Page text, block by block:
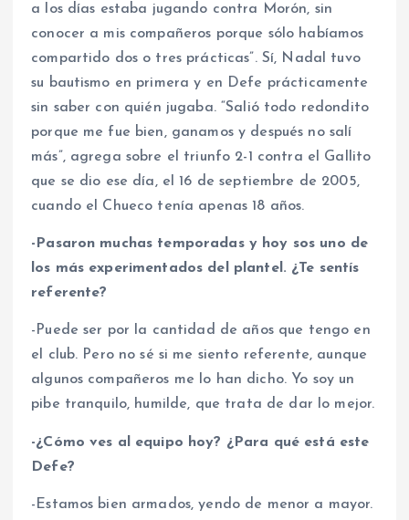
a los días estaba jugando contra Morón, sin
conocer a mis compañeros porque sólo habíamos
compartido dos o tres prácticas”. Sí, Nadal tuvo
su bautismo en primera y en Defe prácticamente
sin saber con quién jugaba. “Salió todo redondito
porque me fue bien, ganamos y después no salí
más”, agrega sobre el triunfo 2-1 contra el Gallito
que se dio ese día, el 16 de septiembre de 2005,
cuando el Chueco tenía apenas 18 años.
-Pasaron muchas temporadas y hoy sos uno de
los más experimentados del plantel. ¿Te sentís
referente?
-Puede ser por la cantidad de años que tengo en
el club. Pero no sé si me siento referente, aunque
algunos compañeros me lo han dicho. Yo soy un
pibe tranquilo, humilde, que trata de dar lo mejor.
-¿Cómo ves al equipo hoy? ¿Para qué está este
Defe?
-Estamos bien armados, yendo de menor a mayor.